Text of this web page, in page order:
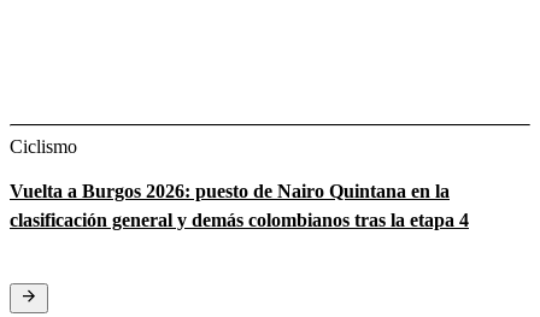
Ciclismo
Vuelta a Burgos 2026: puesto de Nairo Quintana en la
clasificación general y demás colombianos tras la etapa 4